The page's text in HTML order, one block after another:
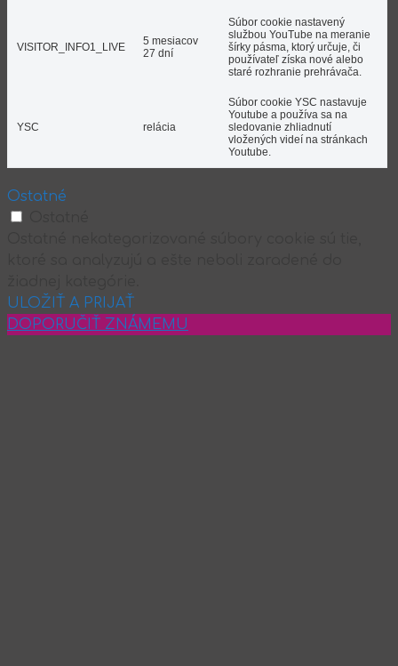
VISITOR_INFO1_LIVE
5 mesiacov
27 dní
Súbor cookie nastavený
službou YouTube na meranie
šírky pásma, ktorý určuje, či
používateľ získa nové alebo
staré rozhranie prehrávača.
YSC relácia
Súbor cookie YSC nastavuje
Youtube a používa sa na
sledovanie zhliadnutí
vložených videí na stránkach
Youtube.
Ostatné
ULOŽIŤ A PRIJAŤ
DOPORUČIŤ ZNÁMEMU